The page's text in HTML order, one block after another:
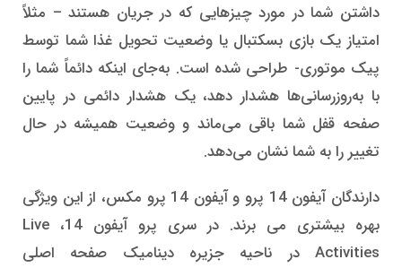
داشتن شما در مورد چیزهایی که در جریان هستند – مثلاً
امتیاز یک بازی بسکتبال یا وضعیت تحویل غذا شما توسط
پیک موتوری- طراحی شده است. به‌جای اینکه دائماً شما را
با به‌روزرسانی‌ها هشدار دهد، یک هشدار دائمی در پایین
صفحه قفل شما باقی می‌ماند و وضعیت همیشه در حال
تغییر را به شما نشان می‌دهد.
دارندگان آیفون 14 پرو و آیفون 14 پرو مکس، از این ویژگی
بهره بیشتری می برند. در سری پرو آیفون 14، Live
Activities در ناحیه جزیره دینامیک صفحه اصلی